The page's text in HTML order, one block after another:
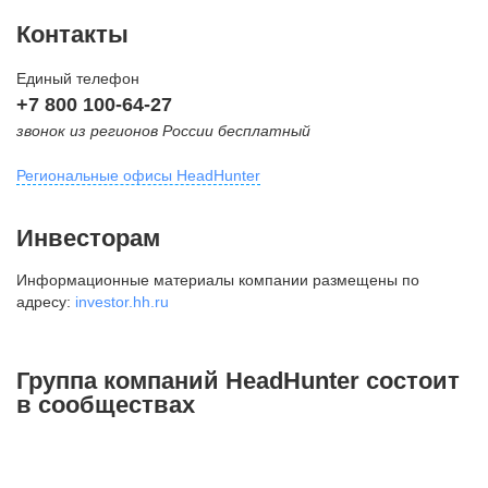
Контакты
Единый телефон
+7 800 100-64-27
звонок из регионов России бесплатный
Региональные офисы HeadHunter
внутригородская территория
Муниципальный округ Тверской,
2-я Брестская ул., д. 48,
+7 495 980-64-27
Инвесторам
Информационные материалы компании размещены по
адресу: investor.hh.ru
Группа компаний HeadHunter состоит
в сообществах